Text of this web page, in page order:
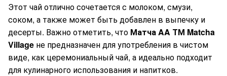
Этот чай отлично сочетается с молоком, смузи,
соком, а также может быть добавлен в выпечку и
десерты. Важно отметить, что Матча AA ТМ Matcha
Village не предназначен для употребления в чистом
виде, как церемониальный чай, а идеально подходит
для кулинарного использования и напитков.